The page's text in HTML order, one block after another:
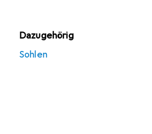
Dazugehörig
Sohlen